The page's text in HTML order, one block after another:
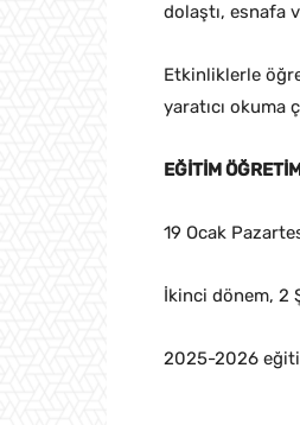
dolaştı, esnafa
Etkinliklerle
yaratıcı okuma
EĞİTİM
19 Ocak
İkinci dönem, 2
2025-2026